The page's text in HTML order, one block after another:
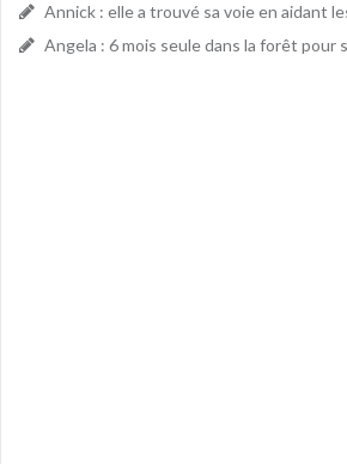
Annick : elle a trouvé sa voie en aidant
Angela : 6 mois seule dans la forêt pour